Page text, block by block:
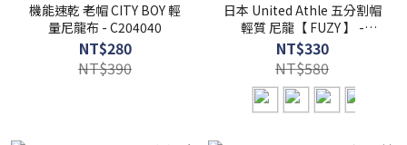
機能速乾 老帽 CITY BOY 輕
量尼龍布 - C204040
NT$280
NT$390
日本 United Athle 五分割帽
輕質 尼龍【 FUZY 】 -
UA9672
NT$330
NT$580